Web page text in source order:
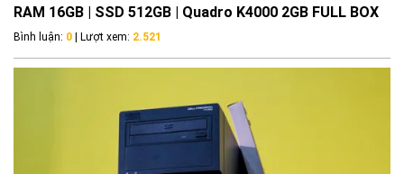
RAM 16GB | SSD 512GB | Quadro K4000 2GB FULL BOX
Bình luận: 0 | Lượt xem: 2.521